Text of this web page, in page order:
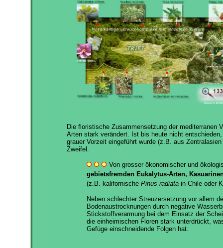
Die floristische Zusammensetzung der mediterranen
Arten stark verändert. Ist bis heute nicht
grauer Vorzeit eingeführt wurde (z.B. aus
Zweifel.
Von grosser ökonomischer und
gebietsfremden Eukalytus-Arten,
(z.B. kalifornische Pinus radiata in Chile oder
Neben schlechter Streuzersetzung vor allem
Bodenaustrocknungen durch negative
Stickstoffverarmung bei dem Einsatz der
die einheimischen Floren stark unterdrückt,
Gefüge einschneidende Folgen hat.